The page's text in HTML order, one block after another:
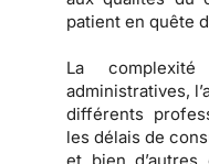
patient en quête
La
administratives,
différents
les délais de